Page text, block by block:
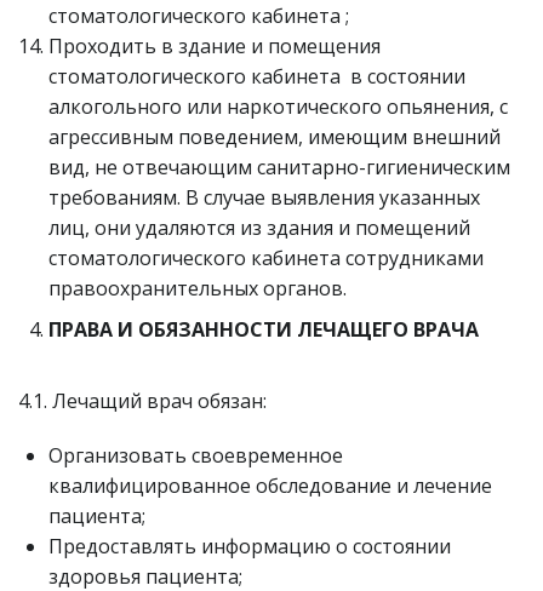
стоматологического кабинета ;
Проходить в здание и помещения
стоматологического кабинета в состоянии
алкогольного или наркотического опьянения, с
агрессивным поведением, имеющим внешний
вид, не отвечающим санитарно-гигиеническим
требованиям. В случае выявления указанных
лиц, они удаляются из здания и помещений
стоматологического кабинета сотрудниками
правоохранительных органов.
ПРАВА И ОБЯЗАННОСТИ ЛЕЧАЩЕГО ВРАЧА
4.1. Лечащий врач обязан:
Организовать своевременное
квалифицированное обследование и лечение
пациента;
Предоставлять информацию о состоянии
здоровья пациента;